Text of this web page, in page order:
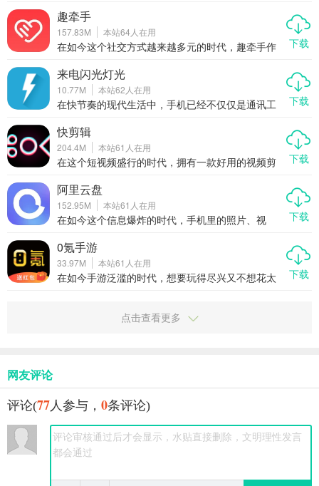
机型。
名、公司命名，还是网名、游戏角色取名，一个好
的名字不仅能带来好运，还能体现个人品味。取名
大师作为一款专业的起名工具类APP，结合了命理
学、五行学、三才五格等传统理论，帮助用户精准
的功能、优势以及使用体验，告诉你为什么它值得
你下载。
趣牵手
157.83M 本站64 人在用
在如今这个社交方式越来越多元的时代，趣牵手作
其真实用户认证、快速匹配机制和丰富多样的互动
玩法，迅速赢得了广大年轻用户的青睐。无论你是
想找朋友聊天解闷，还是渴望遇见那个对的人，趣
牵手都能为你牵线搭桥，开启一段有趣又真实的社
下载
来电闪光灯光
10.77M 本站62 人在用
在快节奏的现代生活中，手机已经不仅仅是通讯工
望它太过喧嚣。来电闪光灯光就是这样一款贴心的
轻量级应用，它能在来电或收到短信时自动触发闪
光灯提醒，既安静又醒目，让你不错过任何重要信
息，又不打扰他人。今天我们就来聊聊这款“来电闪
下载
快剪辑
204.4M 本站61 人在用
在这个短视频盛行的时代，拥有一款好用的视频剪
的全能视频剪辑工具，凭借其强大的功能和简单易
用的操作，迅速赢得了抖音、快手、小红书、B站等
平台用户的青睐。无论是AI写真、AI抠图还是AI擦
除等功能，都能让你轻松创作出专业级别的视频作
下载
阿里云盘
152.95M 本站61 人在用
在如今这个信息爆炸的时代，手机里的照片、视
为阿里巴巴集团推出的云存储工具，凭借高速传
输、安全稳定、无广告干扰等优势，迅速成为用户
心中的首选网盘应用。本文将从多个角度为你详细
介绍阿里云盘的强大功能和使用体验，让你轻松告
下载
0氪手游
33.97M 本站61 人在用
在如今手游泛滥的时代，想要玩得尽兴又不想花太
戏，还通过内置折扣、代金券、礼包和BT福利等方
式，让你真正实现“0氪金”也能畅玩各类手游。这篇
下载
点击查看更多
网友评论
评论(77人参与， 0条评论)